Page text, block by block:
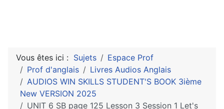
Vous êtes ici : Sujets
Espace Prof
Prof d'anglais
Livres Audios Anglais
AUDIOS WIN SKILLS STUDENT'S BOOK 3ième
New VERSION 2025
UNIT 6 SB page 125 Lesson 3 Session 1 Let's